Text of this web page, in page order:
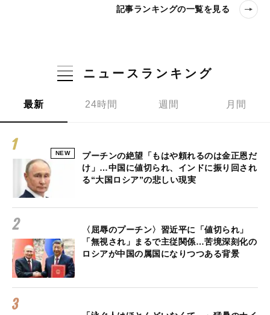
記事ランキングの一覧を見る
ニュースランキング
最新 24時間 週間 月間
NEW
プーチンの絶望「もはや頼れるのは金正恩だ
け」…中国に値切られ、インドに振り回され
る“大国ロシア”の悲しい現実
〈屈辱のプーチン〉習近平に「値切られ」
「無視され」まるで主従関係…苦境深刻化の
ロシアが中国の属国になりつつある背景